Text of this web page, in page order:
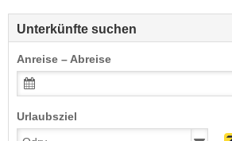
Unterkünfte suchen
Anreise – Abreise
Urlaubsziel